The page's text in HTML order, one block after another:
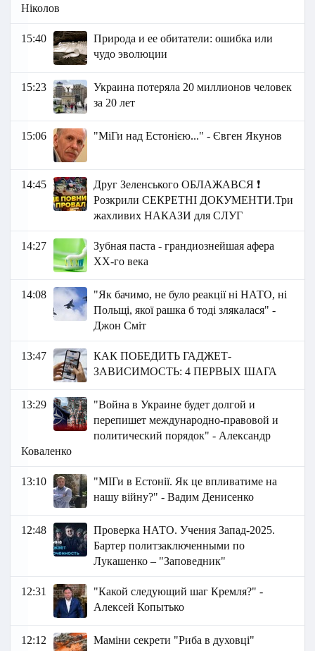
Ніколов
15:40
Природа и ее обитатели: ошибка или
чудо эволюции
15:23
Украина потеряла 20 миллионов человек
за 20 лет
15:06 "МіГи над Естонією..." - Євген Якунов
14:45
Друг Зеленського ОБЛАЖАВСЯ ❗
Розкрили СЕКРЕТНІ ДОКУМЕНТИ.Три
жахливих НАКАЗИ для СЛУГ
14:27
Зубная паста - грандиознейшая афера
XX-го века
14:08
"Як бачимо, не було реакції ні НАТО, ні
Польщі, якої рашка б тоді злякалася" -
Джон Сміт
13:47
КАК ПОБЕДИТЬ ГАДЖЕТ-
ЗАВИСИМОСТЬ: 4 ПЕРВЫХ ШАГА
13:29
"Война в Украине будет долгой и
перепишет международно-правовой и
политический порядок" - Александр
Коваленко
13:10
"МІГи в Естонії. Як це впливатиме на
нашу війну?" - Вадим Денисенко
12:48
Проверка НАТО. Учения Запад-2025.
Бартер политзаключенными по
Лукашенко – "Заповедник"
12:31
"Какой следующий шаг Кремля?" -
Алексей Копытько
12:12 Маміни секрети "Риба в духовці"